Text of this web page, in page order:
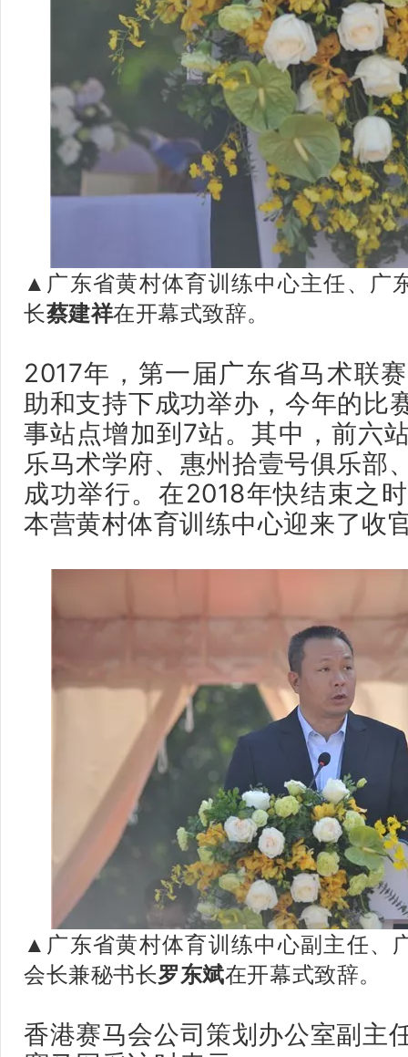
▲ 广东省黄村体育训练中心主任、广
长蔡建祥在开幕式致辞。
2017年，第一届广东省马术联
助和支持下成功举办，今年的比
事站点增加到7站。其中，前六
乐马术学府、惠州拾壹号俱乐部
成功举行。在2018年快结束之
本营黄村体育训练中心迎来了收
▲ 广东省黄村体育训练中心副主任、
会长兼秘书长罗东斌在开幕式致辞。
香港赛马会公司策划办公室副主